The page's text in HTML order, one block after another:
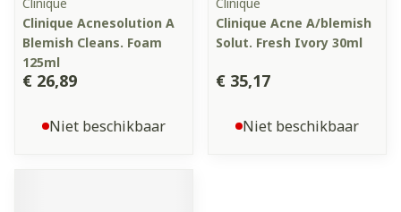
Clinique Acnesolution A
Blemish Cleans. Foam
125ml
€ 26,89
Niet beschikbaar
Clinique Acne A/blemish
Solut. Fresh Ivory 30ml
€ 35,17
Niet beschikbaar